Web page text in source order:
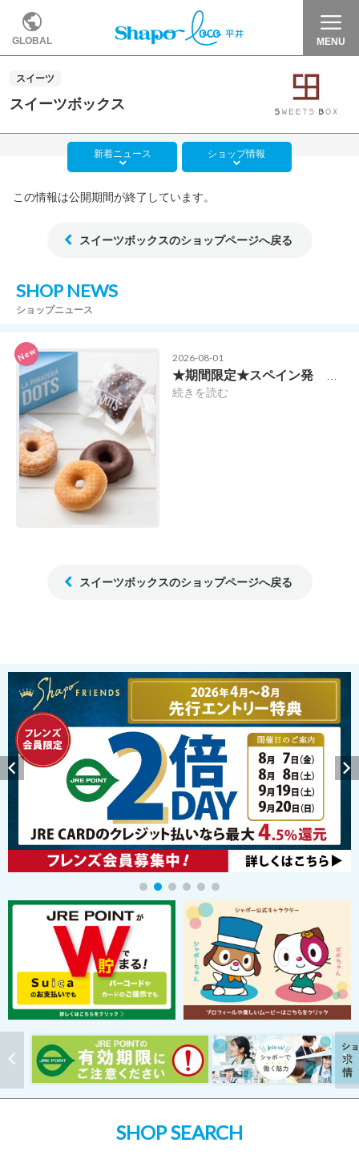
GLOBAL MENU
スイーツ
スイーツボックス
新着ニュース ショップ情報
この情報は公開期間が終了しています。
スイーツボックスのショップページへ戻る
SHOP NEWS
ショップニュース
New 2026-08-01
続きを読む
スイーツボックスのショップページへ戻る
SHOP SEARCH